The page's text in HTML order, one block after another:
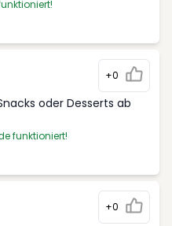
+0
oder Desserts ab
funktioniert!
+0